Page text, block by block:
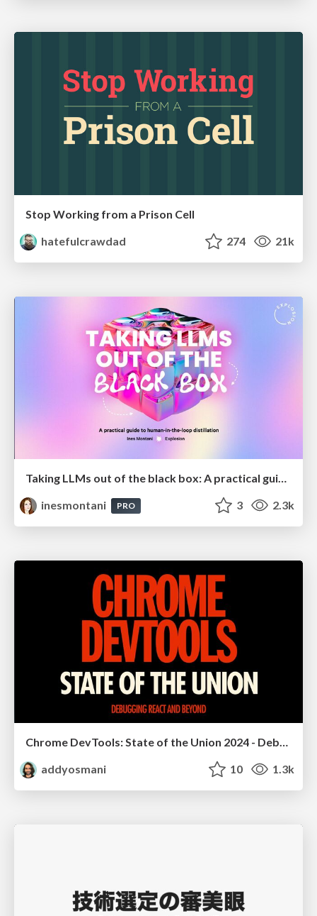
Stop Working from a Prison Cell
hatefulcrawdad
274 21k
Taking LLMs out of the black box: A practical guide to human-in-the-loop distillation
inesmontani
PRO 3 2.3k
Chrome DevTools: State of the Union 2024 - Debugging React & Beyond
addyosmani
10 1.3k